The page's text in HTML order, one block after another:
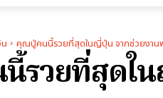
คุณปู่คนนี้รวยที่สุดในญี่ปุ่น จากช่วยงานพ่
วยที่สุดใน